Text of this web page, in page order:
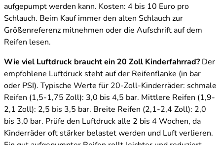
aufgepumpt werden kann. Kosten: 4 bis 10 Euro pro
Schlauch. Beim Kauf immer den alten Schlauch zur
Größenreferenz mitnehmen oder die Aufschrift auf dem
Reifen lesen.
Wie viel Luftdruck braucht ein 20 Zoll Kinderfahrrad? Der
empfohlene Luftdruck steht auf der Reifenflanke (in bar
oder PSI). Typische Werte für 20-Zoll-Kinderräder: schmale
Reifen (1,5-1,75 Zoll): 3,0 bis 4,5 bar. Mittlere Reifen (1,9-
2,1 Zoll): 2,5 bis 3,5 bar. Breite Reifen (2,1-2,4 Zoll): 2,0
bis 3,0 bar. Prüfe den Luftdruck alle 2 bis 4 Wochen, da
Kinderräder oft stärker belastet werden und Luft verlieren.